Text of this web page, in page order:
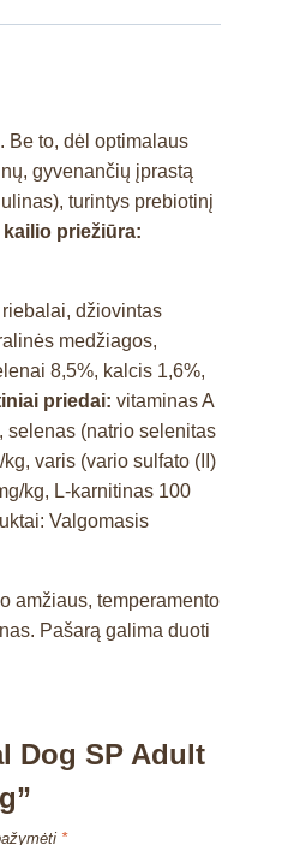
Be to, dėl optimalaus
gyvenančių įprastą
turintys prebiotinį
priežiūra:
džiovintas
medžiagos,
8,5%, kalcis 1,6%,
priedai: vitaminas A
selenas (natrio selenitas
varis (vario sulfato (II)
kg, L-karnitinas 100
Valgomasis
amžiaus, temperamento
Pašarą galima duoti
Dog SP Adult
*